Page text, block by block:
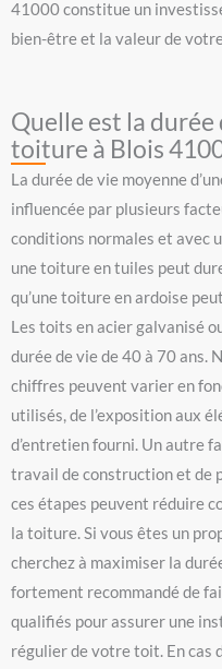
41000 constitue un
bien-être et la valeur de
Quelle est la
toiture à Blois
La durée de vie moyenne
influencée par plusieurs
conditions normales et avec
une toiture en tuiles peut
qu’une toiture en ardoise
Les toits en acier galvanisé
durée de vie de 40 à 70 ans.
chiffres peuvent varier en
utilisés, de l’exposition aux
d’entretien fourni. Un autre
travail de construction et de
ces étapes peuvent réduire
la toiture. Si vous êtes un
cherchez à maximiser la
fortement recommandé de
qualifiés pour assurer une
régulier de votre toit. En cas